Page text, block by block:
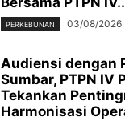
PERKEBUNAN 03/08/2026
Audiensi dengan
Sumbar, PTPN IV
Tekankan
Harmonisasi